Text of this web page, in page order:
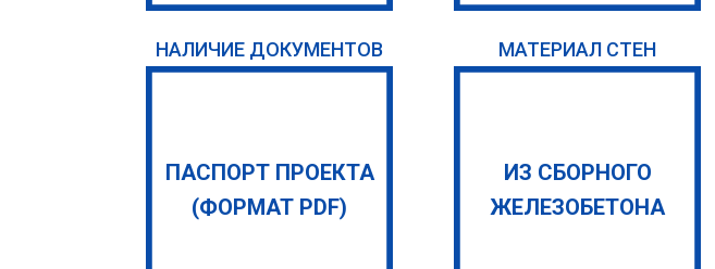
НАЛИЧИЕ ДОКУМЕНТОВ
ПАСПОРТ ПРОЕКТА
(ФОРМАТ PDF)
МАТЕРИАЛ СТЕН
ИЗ СБОРНОГО
ЖЕЛЕЗОБЕТОНА